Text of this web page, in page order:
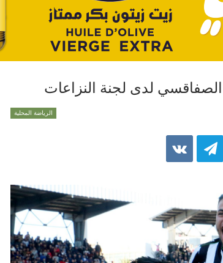
الصفاقسي لدى لجنة النزاعات
الرياضة المحلية